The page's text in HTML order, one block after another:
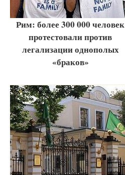
Рим: более 300 000 человек
протестовали против
легализации однополых
«браков»